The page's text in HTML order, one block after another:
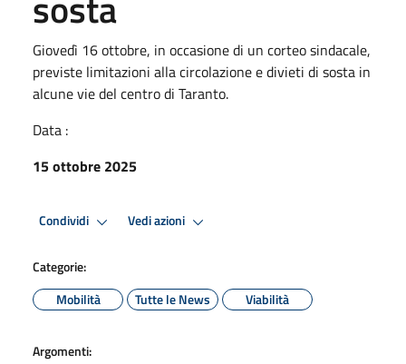
Giovedì 16 ottobre, in occasione di un corteo sindacale,
previste limitazioni alla circolazione e divieti di sosta in
alcune vie del centro di Taranto.
Data :
15 ottobre 2025
Condividi Vedi azioni
Categorie:
Mobilità
Tutte le News Viabilità
Argomenti: